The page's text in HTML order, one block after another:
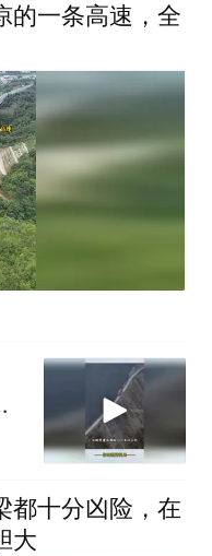
的一条高速，全
都十分凶险，在
大